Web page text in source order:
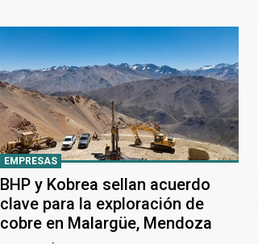
EMPRESAS
BHP y Kobrea sellan acuerdo
clave para la exploración de
cobre en Malargüe, Mendoza